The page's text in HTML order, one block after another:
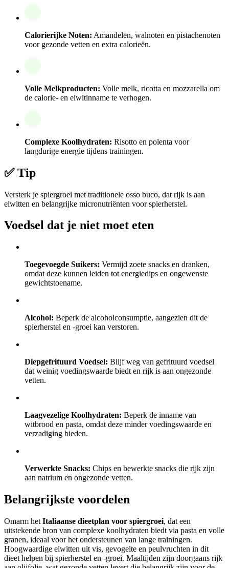
Calorierijke Noten: Amandelen, walnoten en pistachenoten
voor gezonde vetten en extra calorieën.
Volle Melkproducten: Volle melk, ricotta en mozzarella om
de calorie- en eiwitinname te verhogen.
Complexe Koolhydraten: Risotto en polenta voor
langdurige energie tijdens trainingen.
✅ Tip
Versterk je spiergroei met traditionele osso buco, dat rijk is aan
eiwitten en belangrijke micronutriënten voor spierherstel.
Voedsel dat je niet moet eten
Toegevoegde Suikers: Vermijd zoete snacks en dranken,
omdat deze kunnen leiden tot energiedips en ongewenste
gewichtstoename.
Alcohol: Beperk de alcoholconsumptie, aangezien dit de
spierherstel en -groei kan verstoren.
Diepgefrituurd Voedsel: Blijf weg van gefrituurd voedsel
dat weinig voedingswaarde biedt en rijk is aan ongezonde
vetten.
Laagvezelige Koolhydraten: Beperk de inname van
witbrood en pasta, omdat deze minder voedingswaarde en
verzadiging bieden.
Verwerkte Snacks: Chips en bewerkte snacks die rijk zijn
aan natrium en ongezonde vetten.
Belangrijkste voordelen
Omarm het Italiaanse dieetplan voor spiergroei, dat een
uitstekende bron van complexe koolhydraten biedt via pasta en volle
granen, ideaal voor het ondersteunen van lange trainingen.
Hoogwaardige eiwitten uit vis, gevogelte en peulvruchten in dit
dieet helpen bij spierherstel en -groei. Maaltijden zijn doorgaans rijk